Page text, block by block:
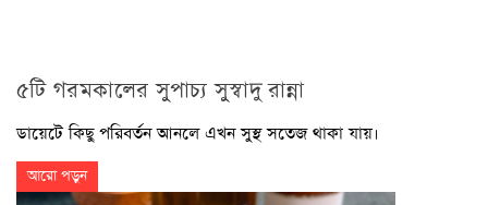
৫টি গরমকালের সুপাচ্য সুস্বাদু রান্না
ডায়েটে কিছু পরিবর্তন আনলে এখন সুস্থ সতেজ থাকা যায়।
আরো পড়ুন